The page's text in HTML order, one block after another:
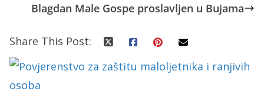
Blagdan Male Gospe proslavljen u Bujama
Share This Post: